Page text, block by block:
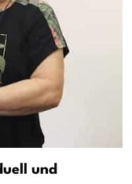
und